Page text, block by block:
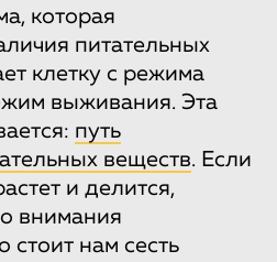
которая
питательных
клетку с режима
выживания. Эта
путь
веществ. Если
и делится,
внимания
нам сесть